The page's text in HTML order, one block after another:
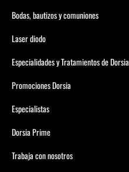
Bodas, bautizos y comuniones
Laser diodo
Especialidades y Tratamientos de Dorsia
Promociones Dorsia
Especialistas
Dorsia Prime
Trabaja con nosotros